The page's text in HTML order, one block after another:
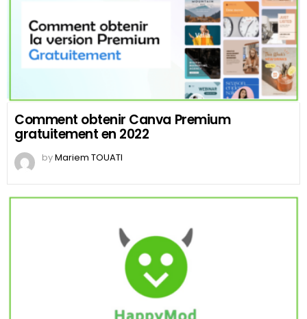
Comment obtenir Canva Premium
gratuitement en 2022
byMariem TOUATI